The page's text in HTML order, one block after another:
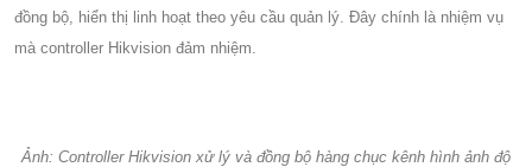
đồng bộ, hiển thị linh hoạt theo yêu cầu quản lý. Đây chính là nhiệm vụ
mà controller Hikvision đảm nhiệm.
Ảnh: Controller Hikvision xử lý và đồng bộ hàng chục kênh hình ảnh độ